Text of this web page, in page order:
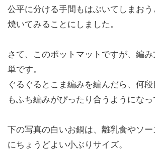
公平に分ける手間もはぶいてしまお
焼いてみることにしました。
さて、このポットマットですが、編
単です。
ぐるぐるとこま編みを編んだら、何
もふち編みがぴったり合うようになっ
下の写真の白いお鍋は、離乳食やソ
にちょうどよい小ぶりサイズ。